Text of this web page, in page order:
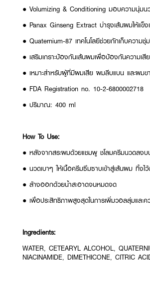
● Volumizing & Conditioning มอบความนุ่ม
● Panax Ginseng Extract บำรุงเส้นผมให้แ
● Quaternium-87 เทคโนโลยีช่วยกักเก็บความชุ่
● เสริมเกราะป้องกันเส้นผมเพื่อป้องกันความเสี
● เหมาะสำหรับผู้ที่มีผมเสีย ผมลีบแบน และผมข
● FDA Registration no. 10-2-6800002718
● ปริมาณ: 400 ml
How To Use:
● หลังจากสระผมด้วยแชมพู ชโลมครีมนวดลง
● นวดเบาๆ ให้เนื้อครีมซึมซาบเข้าสู่เส้นผม ทิ้ง
● ล้างออกด้วยน้ำสะอาดจนหมดจด
● เพื่อประสิทธิภาพสูงสุดในการเพิ่มวอลลุ่มแล
Ingredients:
WATER, CETEARYL ALCOHOL,
NIACINAMIDE, DIMETHICONE, CITRIC